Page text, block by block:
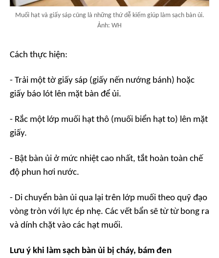
Muối hạt và giấy sáp cũng là những thứ dễ kiếm giúp làm sạch bàn ủi.
Ảnh: WH
Cách thực hiện:
- Trải một tờ giấy sáp (giấy nến nướng bánh) hoặc
giấy báo lót lên mặt bàn để ủi.
- Rắc một lớp muối hạt thô (muối biển hạt to) lên mặt
giấy.
- Bật bàn ủi ở mức nhiệt cao nhất, tắt hoàn toàn chế
độ phun hơi nước.
- Di chuyển bàn ủi qua lại trên lớp muối theo quỹ đạo
vòng tròn với lực ép nhẹ. Các vết bẩn sẽ từ từ bong ra
và dính chặt vào các hạt muối.
Lưu ý khi làm sạch bàn ủi bị cháy, bám đen